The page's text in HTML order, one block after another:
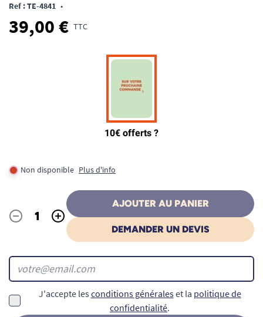
Ref : TE-4841 •
39,00 € TTC
Non disponible Plus d'info
Quantité
- +
AJOUTER AU PANIER
DEMANDER UN DEVIS
J'accepte les conditions généraleset la politique de
confidentialité.